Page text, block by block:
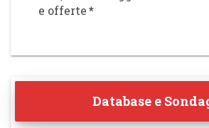
e offerte*
Database e